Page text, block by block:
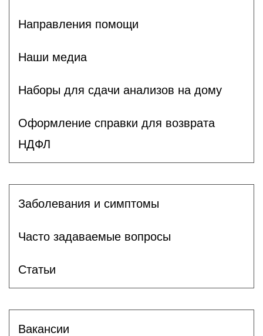
Направления помощи
Наши медиа
Наборы для сдачи анализов на дому
Оформление справки для возврата
НДФЛ
Заболевания и симптомы
Часто задаваемые вопросы
Статьи
Вакансии